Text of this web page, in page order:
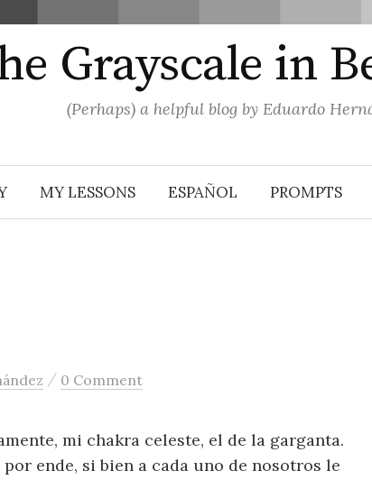
Grayscale in
(Perhaps) a helpful blog by Eduardo
MY LESSONS ESPAÑOL PROMPTS
/ 0 Comment
mi chakra celeste, el de la garganta.
ende, si bien a cada uno de nosotros le